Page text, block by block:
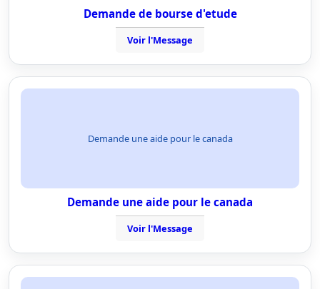
Demande de bourse d'etude
Voir l'Message
Demande une aide pour le canada
Demande une aide pour le canada
Voir l'Message